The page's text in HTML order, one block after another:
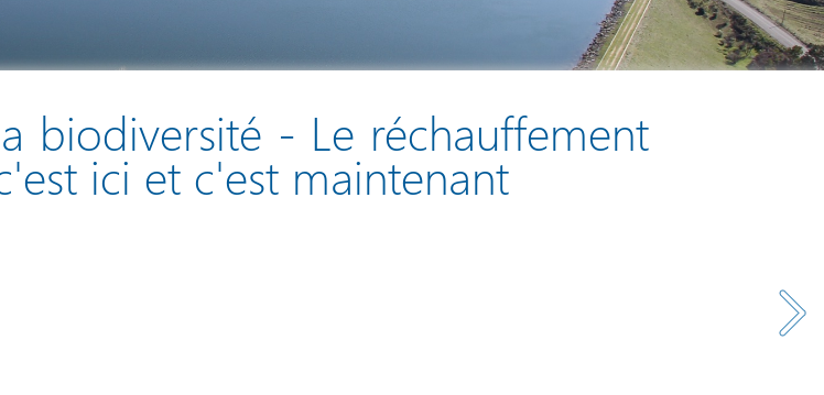
biodiversité - Le réchauffement
ici et c'est maintenant